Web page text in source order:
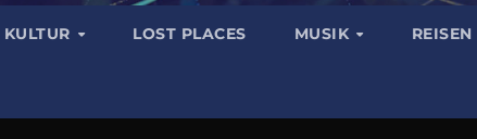
KULTUR LOST PLACES MUSIK REISEN